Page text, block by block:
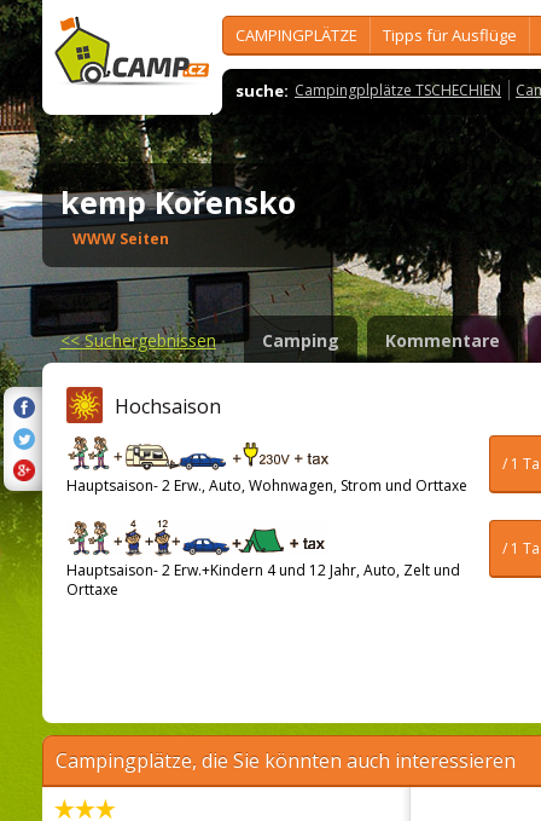
CAMPINGPLÄTZE Tipps für Ausflüge
suche: Campingplplätze TSCHECHIEN
kemp Kořensko
WWW Seiten
<<Suchergebnissen Camping Kommentare
Hochsaison
/ 1
Hauptsaison- 2 Erw., Auto, Wohnwagen, Strom und Orttaxe
/ 1
Hauptsaison- 2 Erw.+Kindern 4 und 12 Jahr, Auto, Zelt und
Orttaxe
Campingplätze, die Sie könnten auch interessieren